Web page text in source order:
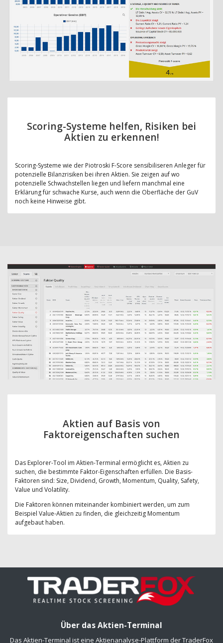
Scoring-Systeme helfen, Risiken bei
Aktien zu erkennen!
Scoring-Systeme wie der Piotroski F-Score sensibiliseren Anleger für
potenzielle Bilanzrisiken bei ihren Aktien. Sie zeigen auf wo
potenzielle Schwachstellen liegen und liefern manchmal eine
Erklärung für schwache Kurse, auch wenn die Oberfläche der GuV
noch keine Hinweise gibt.
Aktien auf Basis von
Faktoreigenschaften suchen
Das Explorer-Tool im Aktien-Terminal ermöglicht es, Aktien zu
suchen, die bestimmte Faktor-Eigenschaften erfüllen. Die Basis-
Faktoren sind: Size, Dividend, Growth, Momentum, Quality, Safety,
Value und Volatility.
Die Faktoren können miteinander kombiniert werden, um zum
Beispiel Value-Aktien zu finden, die gleichzeitig Momentum
aufgebaut haben.
Über das Aktien-Terminal
Das Aktien-Terminal ist eine Aktienanalyse-Plattform der TraderFox